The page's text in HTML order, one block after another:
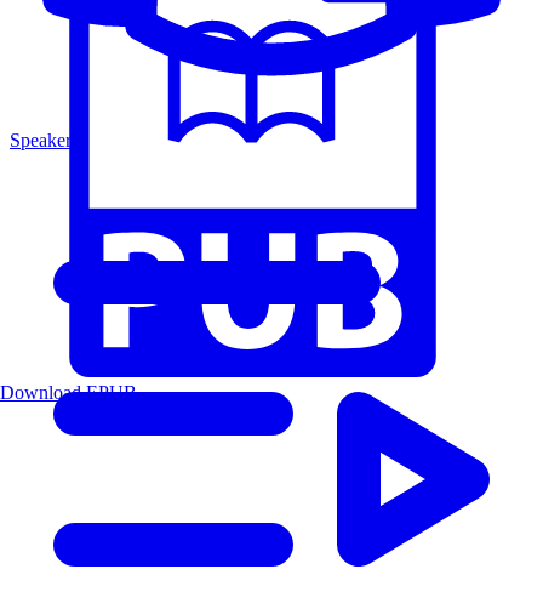
Speakers
Download EPUB